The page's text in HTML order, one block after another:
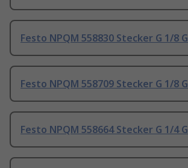
Festo NPQM 558830 Stecker G 1/8 G
Festo NPQM 558709 Stecker G 1/8 G
Festo NPQM 558664 Stecker G 1/4 G